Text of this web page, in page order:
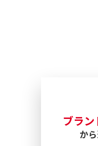
ブラン
か